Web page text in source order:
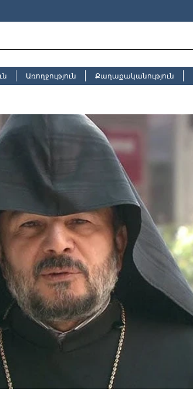
Առողջություն Քաղաքականություն